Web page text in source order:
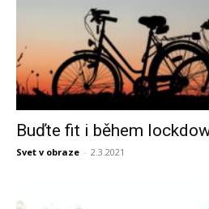
Buďte fit i během
Svet v obraze - 2.3.2021